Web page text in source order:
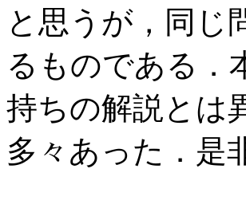
と思うが，同じ
るものである．
持ちの解説とは
多々あった．是